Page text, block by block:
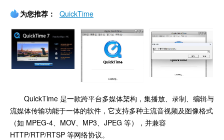
为您推荐： QuickTime
QuickTime 是一款跨平台多媒体架构，集播放、录制、编辑与
流媒体传输功能于一体的软件，它支持多种主流音视频及图像格式
（如 MPEG-4、MOV、MP3、JPEG 等），并兼容
HTTP/RTP/RTSP 等网络协议。